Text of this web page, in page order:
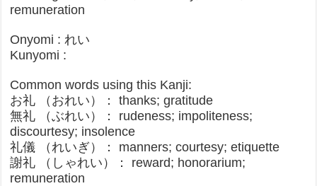
remuneration
Onyomi : れい
Kunyomi :
Common words using this Kanji:
お礼 （おれい）： thanks; gratitude
無礼 （ぶれい）： rudeness; impoliteness;
discourtesy; insolence
礼儀 （れいぎ）： manners; courtesy; etiquette
謝礼 （しゃれい）： reward; honorarium;
remuneration